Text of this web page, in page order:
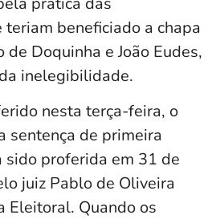
beneficiado a chapa
Doquinha e João Eudes,
inelegibilidade.
nesta terça-feira, o
sentença de primeira
sido proferida em 31 de
juiz Pablo de Oliveira
Eleitoral. Quando os